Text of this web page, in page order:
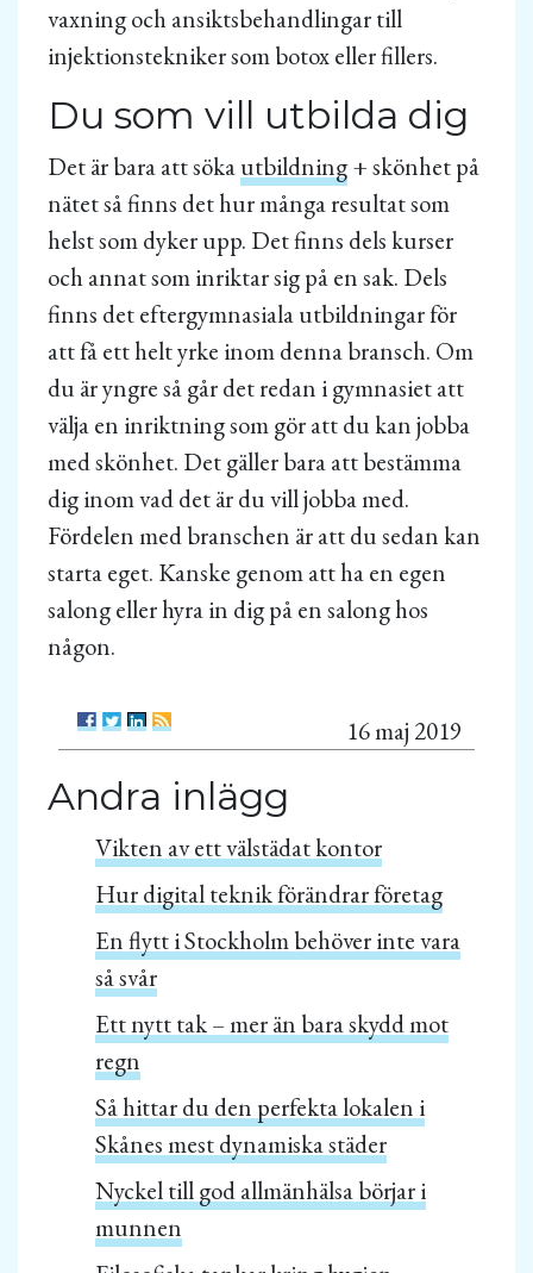
vaxning och ansiktsbehandlingar till
injektionstekniker som botox eller fillers.
Du som vill utbilda dig
Det är bara att sökautbildning+ skönhet på
nätet så finns det hur många resultat som
helst som dyker upp. Det finns dels kurser
och annat som inriktar sig på en sak. Dels
finns det eftergymnasiala utbildningar för
att få ett helt yrke inom denna bransch. Om
du är yngre så går det redan i gymnasiet att
välja en inriktning som gör att du kan jobba
med skönhet. Det gäller bara att bestämma
dig inom vad det är du vill jobba med.
Fördelen med branschen är att du sedan kan
starta eget. Kanske genom att ha en egen
salong eller hyra in dig på en salong hos
någon.
16 maj 2019
Andra inlägg
Vikten av ett välstädat kontor
Hur digital teknik förändrar företag
En flytt i Stockholm behöver inte vara
så svår
Ett nytt tak – mer än bara skydd mot
regn
Så hittar du den perfekta lokalen i
Skånes mest dynamiska städer
Nyckel till god allmänhälsa börjar i
munnen